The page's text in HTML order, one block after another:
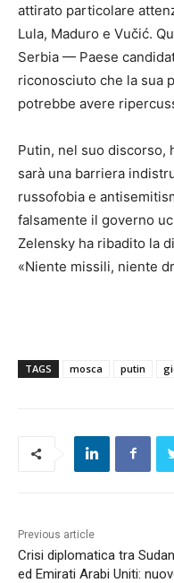
attirato particolare
Lula, Maduro e Vučić.
Serbia — Paese
riconosciuto che la sua
potrebbe avere
Putin, nel suo discorso,
sarà una barriera
russofobia e
falsamente il governo
Zelensky ha ribadito la
«Niente missili, niente
TAGS mosca putin
Previous article
Crisi diplomatica tra Sudan
ed Emirati Arabi Uniti: